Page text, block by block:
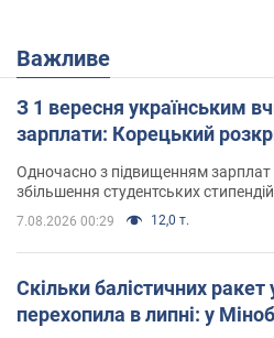
Важливе
З 1 вересня українським
зарплати: Корецький
Одночасно з підвищенням
збільшення студентських стипендій
7.08.2026 00:29 12,0 т.
Скільки балістичних
перехопила в липні: у